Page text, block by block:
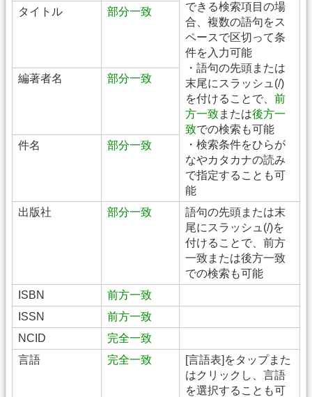
できる検索項目の場
合、複数の語句をス
ペースで区切って条
件を入力可能
・語句の先頭または
末尾にスラッシュ(/)
を付けることで、 前
方一致または後方一
致での検索も可能
・検索条件をひらが
なやカタカナの読み
で指定することも可
能
タイトル 部分一致
編著者名 部分一致
件名 部分一致
出版社 部分一致
語句の先頭または末
尾にスラッシュ(/)を
付けることで、前方
一致または後方一致
での検索も可能
ISBN
前方一致
ISSN
前方一致
NCID
完全一致
言語
完全一致
[言語表]をタップまた
はクリックし、言語
を選択することも可